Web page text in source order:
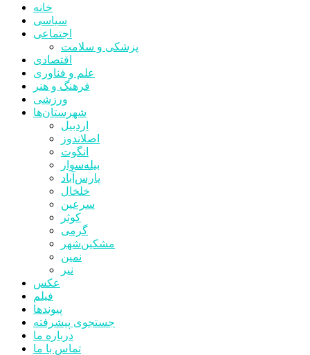
خانه
سیاسی
اجتماعی
پزشکی و سلامت
اقتصادی
علم و فناوری
فرهنگ و هنر
ورزشی
شهرستان‌ها
اردبیل
اصلاندوز
انگوت
بیله‌سوار
پارس‌آباد
خلخال
سرعین
کوثر
گرمی
مشکین‌شهر
نمین
نیر
عکس
فیلم
پیوندها
جستجوی پیشرفته
درباره ما
تماس با ما